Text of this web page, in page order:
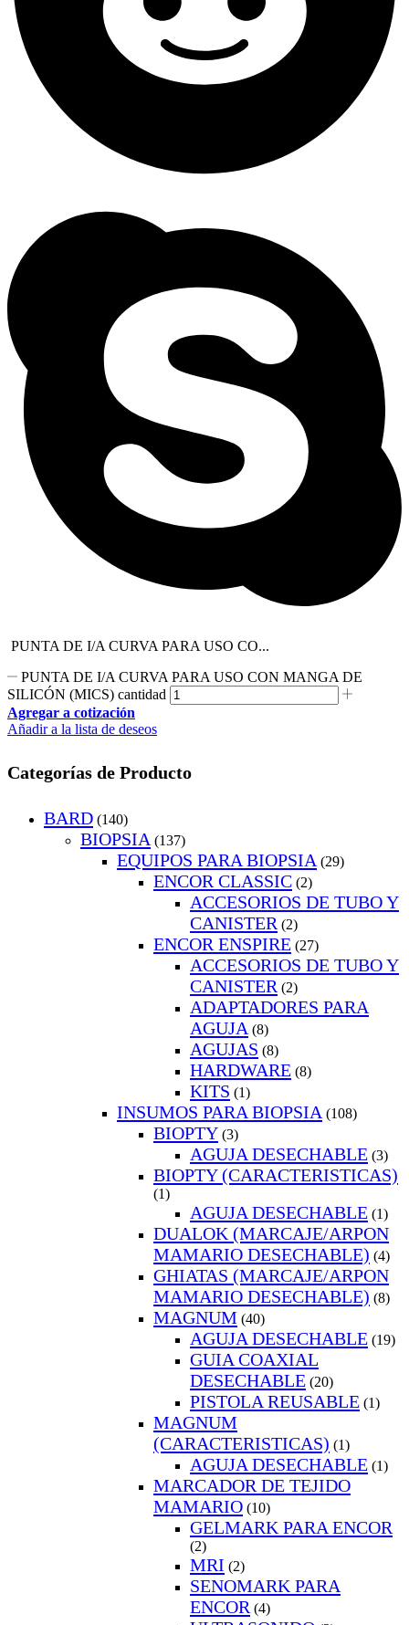
PUNTA DE I/A CURVA PARA USO CO...
PUNTA DE I/A CURVA PARA USO CON MANGA DE
SILICÓN (MICS) cantidad
Agregar a cotización
Añadir a la lista de deseos
Categorías de Producto
BARD (140)
BIOPSIA (137)
EQUIPOS PARA BIOPSIA (29)
ENCOR CLASSIC (2)
ACCESORIOS DE TUBO Y
CANISTER (2)
ENCOR ENSPIRE (27)
ACCESORIOS DE TUBO Y
CANISTER (2)
ADAPTADORES PARA
AGUJA (8)
AGUJAS (8)
HARDWARE (8)
KITS (1)
INSUMOS PARA BIOPSIA (108)
BIOPTY (3)
AGUJA DESECHABLE (3)
BIOPTY (CARACTERISTICAS)
(1)
AGUJA DESECHABLE (1)
DUALOK (MARCAJE/ARPON
MAMARIO DESECHABLE) (4)
GHIATAS (MARCAJE/ARPON
MAMARIO DESECHABLE) (8)
MAGNUM (40)
AGUJA DESECHABLE (19)
GUIA COAXIAL
DESECHABLE (20)
PISTOLA REUSABLE (1)
MAGNUM
(CARACTERISTICAS) (1)
AGUJA DESECHABLE (1)
MARCADOR DE TEJIDO
MAMARIO (10)
GELMARK PARA ENCOR
(2)
MRI (2)
SENOMARK PARA
ENCOR (4)